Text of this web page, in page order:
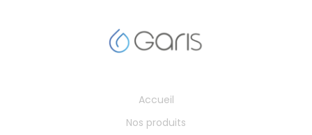
Accueil
Nos produits